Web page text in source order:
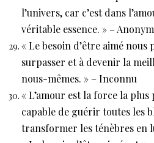
l’univers, car c’est dans
véritable essence. » –
« Le besoin d’être aimé nous
surpasser et à devenir la
nous-mêmes. » – Inconnu
« L’amour est la force la plus
capable de guérir toutes les
transformer les ténèbres en